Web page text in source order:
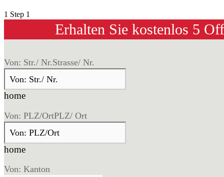
1 Step 1
Erhalten Sie kostenlos 5
Von: Str./ Nr.Strasse/ Nr.
home
Von: PLZ/OrtPLZ/ Ort
home
Von: Kanton